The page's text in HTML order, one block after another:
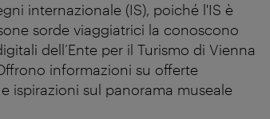
internazionale (IS), poiché l'IS è
sorde viaggiatrici la conoscono
dell’Ente per il Turismo di Vienna
informazioni su offerte
ispirazioni sul panorama museale